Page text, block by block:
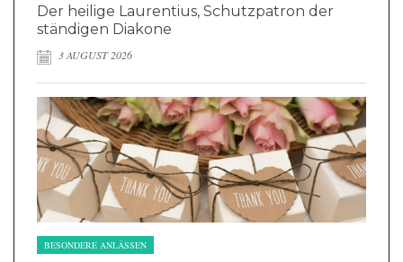
Der heilige Laurentius, Schutzpatron der
ständigen Diakone
3 AUGUST 2026
BESONDERE ANLÄSSEN